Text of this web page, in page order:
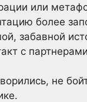
или
более
забавной
с
не